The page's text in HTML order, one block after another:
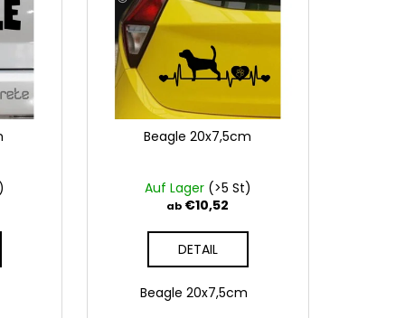
Beagle 20x7,5cm
Auf Lager (>5 St)
ab €10,52
DETAIL
Beagle 20x7,5cm